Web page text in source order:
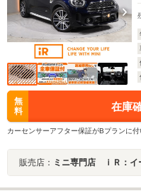
無
料
在庫
カーセンサーアフター保証がBプランに
販売店： ミニ専門店 ｉＲ：イ